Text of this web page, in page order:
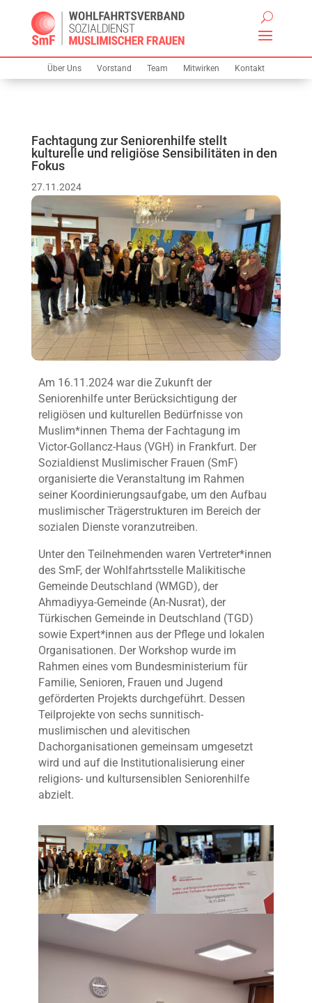
Über Uns Vorstand Team Mitwirken Kontakt
Fachtagung zur Seniorenhilfe stellt
kulturelle und religiöse Sensibilitäten in den
Fokus
27.11.2024
Am 16.11.2024 war die Zukunft der
Seniorenhilfe unter Berücksichtigung der
religiösen und kulturellen Bedürfnisse von
Muslim*innen Thema der Fachtagung im
Victor-Gollancz-Haus (VGH) in Frankfurt. Der
Sozialdienst Muslimischer Frauen (SmF)
organisierte die Veranstaltung im Rahmen
seiner Koordinierungsaufgabe, um den Aufbau
muslimischer Trägerstrukturen im Bereich der
sozialen Dienste voranzutreiben.
Unter den Teilnehmenden waren Vertreter*innen
des SmF, der Wohlfahrtsstelle Malikitische
Gemeinde Deutschland (WMGD), der
Ahmadiyya-Gemeinde (An-Nusrat), der
Türkischen Gemeinde in Deutschland (TGD)
sowie Expert*innen aus der Pflege und lokalen
Organisationen. Der Workshop wurde im
Rahmen eines vom Bundesministerium für
Familie, Senioren, Frauen und Jugend
geförderten Projekts durchgeführt. Dessen
Teilprojekte von sechs sunnitisch-
muslimischen und alevitischen
Dachorganisationen gemeinsam umgesetzt
wird und auf die Institutionalisierung einer
religions- und kultursensiblen Seniorenhilfe
abzielt.